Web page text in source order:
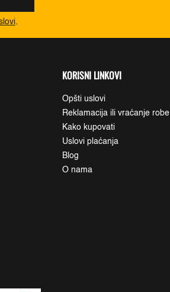
.
KORISNI LINKOVI
Opšti uslovi
Reklamacija ili vraćanje robe
Kako kupovati
Uslovi plaćanja
Blog
O nama